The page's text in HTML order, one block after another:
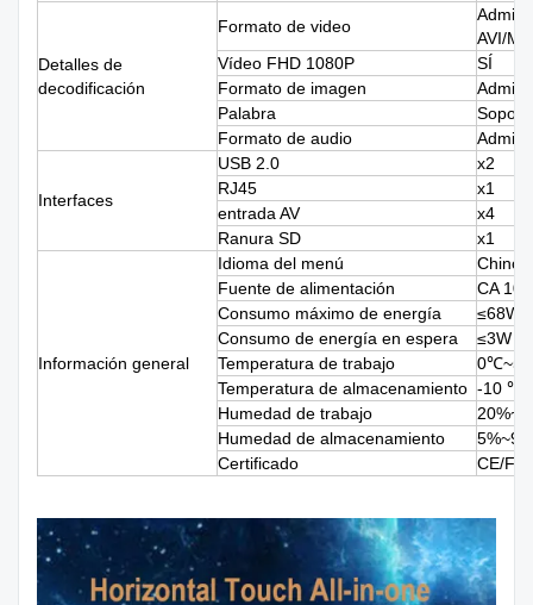
Detalles de
decodificación
Formato de video
Admite
AVI/
Vídeo FHD 1080P
SÍ
Formato de imagen
Palabra
Formato de audio
Admite
Interfaces
USB 2.0
x2
RJ45
x1
entrada AV
x4
Ranura SD
x1
Información general
Idioma del menú
Chino/
Fuente de alimentación
CA
Consumo máximo de energía
≤68W
Consumo de energía en espera
≤3W
Temperatura de trabajo
Temperatura de almacenamiento -10 ℃
Humedad de trabajo
Humedad de almacenamiento
Certificado
CE/